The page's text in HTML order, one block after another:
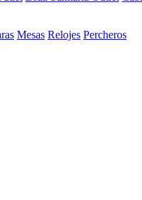
Mesas Relojes Percheros